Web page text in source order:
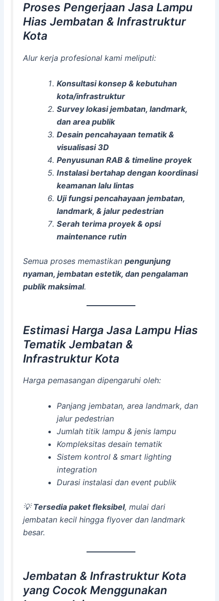
Proses Pengerjaan Jasa Lampu
Hias Jembatan & Infrastruktur
Kota
Alur kerja profesional kami meliputi:
Konsultasi konsep & kebutuhan
kota/infrastruktur
Survey lokasi jembatan, landmark,
dan area publik
Desain pencahayaan tematik &
visualisasi 3D
Penyusunan RAB & timeline proyek
Instalasi bertahap dengan koordinasi
keamanan lalu lintas
Uji fungsi pencahayaan jembatan,
landmark, & jalur pedestrian
Serah terima proyek & opsi
maintenance rutin
Semua proses memastikanpengunjung
nyaman, jembatan estetik, dan pengalaman
publik maksimal.
Estimasi Harga Jasa Lampu Hias
Tematik Jembatan &
Infrastruktur Kota
Harga pemasangan dipengaruhi oleh:
Panjang jembatan, area landmark, dan
jalur pedestrian
Jumlah titik lampu & jenis lampu
Kompleksitas desain tematik
Sistem kontrol & smart lighting
integration
Durasi instalasi dan event publik
💡Tersedia paket fleksibel, mulai dari
jembatan kecil hingga flyover dan landmark
besar.
Jembatan & Infrastruktur Kota
yang Cocok Menggunakan